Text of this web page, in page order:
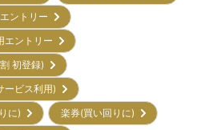
エントリー
エントリー
割 初登録)
ービス利用)
りに)
楽券(買い回りに)